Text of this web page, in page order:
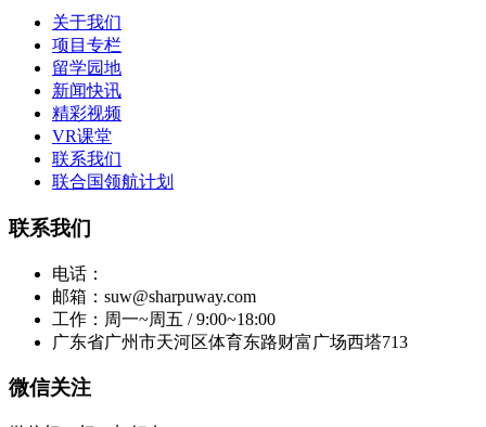
关于我们
项目专栏
留学园地
新闻快讯
精彩视频
VR课堂
联系我们
联合国领航计划
联系我们
电话：
邮箱：suw@sharpuway.com
工作：周一~周五 / 9:00~18:00
广东省广州市天河区体育东路财富广场西塔713
微信关注